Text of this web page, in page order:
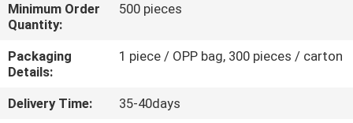
KONTROLA
JAKOŚCI
SITEMAP
Minimum Order
Quantity:
500 pieces
Packaging
Details:
1 piece / OPP bag, 300 pieces / carton
Delivery Time:
35-40days